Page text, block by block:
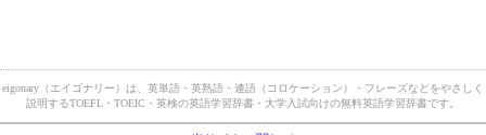
eigonary（エイゴナリー）は、英単語・英熟語・連語（コロケーション）・フレーズなどをやさしく
説明するTOEFL・TOEIC・英検の英語学習辞書・大学入試向けの無料英語学習辞書です。